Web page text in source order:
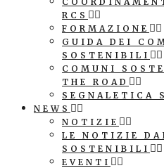
RCS
FORMAZIONE
GUIDA DEI
SOSTENIBILI
COMUNI
THE ROAD
SEGNALETICA
NEWS
NOTIZIE
LE NOTIZIE
SOSTENIBILI
EVENTI